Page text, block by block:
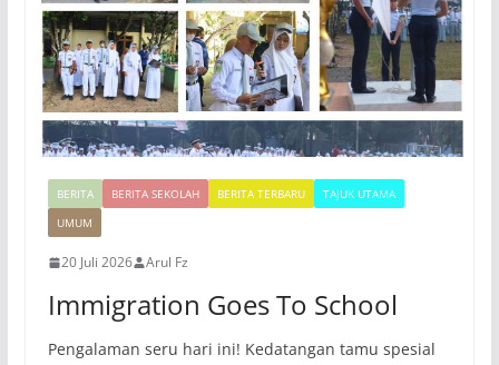
BERITA BERITA SEKOLAH BERITA TERBARU
TAJUK UTAMA
UMUM
20 Juli 2026 Arul Fz
Immigration Goes To School
Pengalaman seru hari ini! Kedatangan tamu spesial